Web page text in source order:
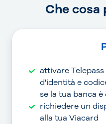
Che cosa
attivare
d'identità e
se la tua banca
richiedere un
alla tua Viacard